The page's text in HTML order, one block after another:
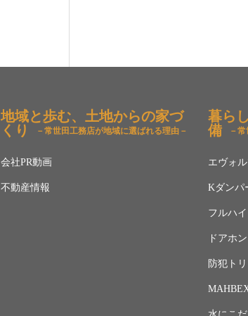
地域と歩む、土地からの家づ
くり
－常世田工務店が地域に選ばれる理由－
会社PR動画
不動産情報
暮ら
備
－
エヴォ
Kダンパ
フルハ
ドアホン
防犯ト